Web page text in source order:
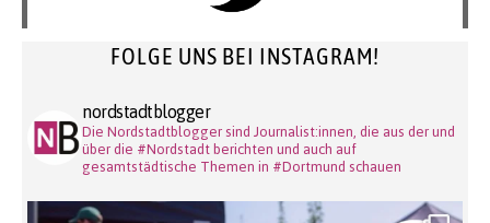
FOLGE UNS BEI INSTAGRAM!
nordstadtblogger
Die Nordstadtblogger sind Journalist:innen, die aus der und
über die #Nordstadt berichten und auch auf
gesamtstädtische Themen in #Dortmund schauen